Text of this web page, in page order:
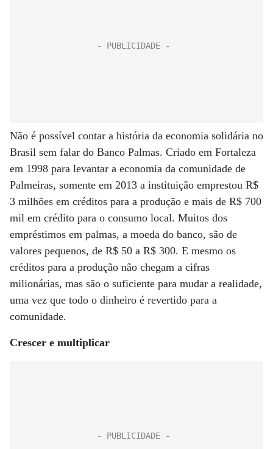
Não é possível contar a história da economia solidária no
Brasil sem falar do Banco Palmas. Criado em Fortaleza
em 1998 para levantar a economia da comunidade de
Palmeiras, somente em 2013 a instituição emprestou R$
3 milhões em créditos para a produção e mais de R$ 700
mil em crédito para o consumo local. Muitos dos
empréstimos em palmas, a moeda do banco, são de
valores pequenos, de R$ 50 a R$ 300. E mesmo os
créditos para a produção não chegam a cifras
milionárias, mas são o suficiente para mudar a realidade,
uma vez que todo o dinheiro é revertido para a
comunidade.
Crescer e multiplicar